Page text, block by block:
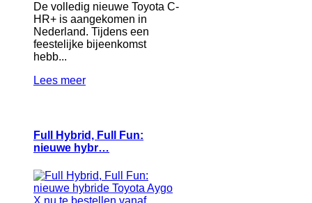
De volledig nieuwe Toyota C-
HR+ is aangekomen in
Nederland. Tijdens een
feestelijke bijeenkomst
hebb...
Lees meer
Full Hybrid, Full Fun:
nieuwe hybr…